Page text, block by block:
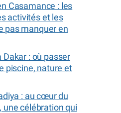
Casamance : les
activités et les
pas manquer en
Dakar : où passer
piscine, nature et
: au cœur du
une célébration qui